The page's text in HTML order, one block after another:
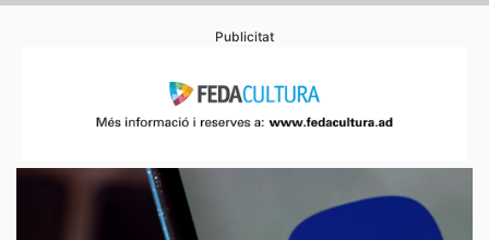
Publicitat